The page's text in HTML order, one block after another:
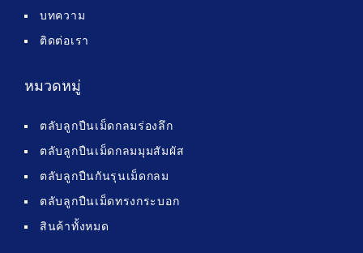
บทความ
ติดต่อเรา
หมวดหมู่
ตลับลูกปืนเม็ดกลมร่องลึก
ตลับลูกปืนเม็ดกลมมุมสัมผัส
ตลับลูกปืนกันรุนเม็ดกลม
ตลับลูกปืนเม็ดทรงกระบอก
สินค้าทั้งหมด